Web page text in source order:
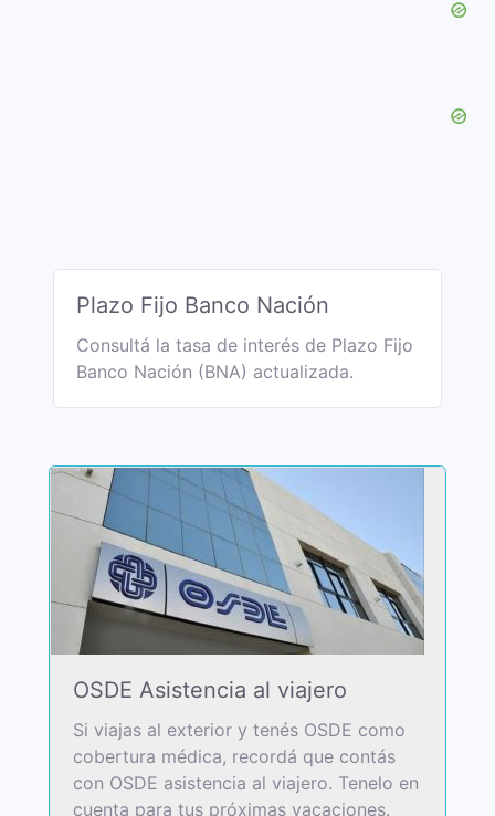
Plazo Fijo Banco Nación
Consultá la tasa de interés de Plazo Fijo
Banco Nación (BNA) actualizada.
OSDE Asistencia al viajero
Si viajas al exterior y tenés OSDE como
cobertura médica, recordá que contás
con OSDE asistencia al viajero. Tenelo en
cuenta para tus próximas vacaciones.